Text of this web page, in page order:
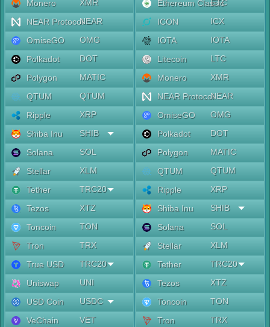
Monero
XMR
NEAR ProtocolNEAR
OmiseGO
OMG
Polkadot
DOT
Polygon
MATIC
QTUM
QTUM
Ripple
XRP
Shiba Inu
SHIB
Solana
SOL
Stellar
XLM
Tether
TRC20
Tezos
XTZ
Toncoin
TON
Tron
TRX
True USD
TRC20
Uniswap
UNI
USD Coin
USDC
VeChain
VET
Ethereum Classic
ETC
ICON
ICX
IOTA
IOTA
Litecoin
LTC
Monero
XMR
NEAR ProtocolNEAR
OmiseGO
OMG
Polkadot
DOT
Polygon
MATIC
QTUM
QTUM
Ripple
XRP
Shiba Inu
SHIB
Solana
SOL
Stellar
XLM
Tether
TRC20
Tezos
XTZ
Toncoin
TON
Tron
TRX